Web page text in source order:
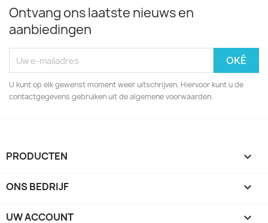
Ontvang ons laatste nieuws en
aanbiedingen
U kunt op elk gewenst moment weer uitschrijven. Hiervoor kunt u de
contactgegevens gebruiken uit de algemene voorwaarden.
PRODUCTEN 
ONS BEDRIJF 
UW ACCOUNT 